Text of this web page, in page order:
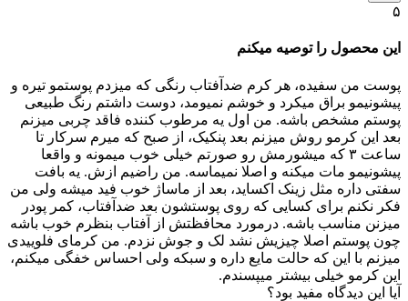
۵
این محصول را توصیه میکنم
پوست من سفیده، هر کرم ضدآفتاب رنگی که میزدم پوستمو تیره و
پیشونیمو براق میکرد و خوشم نمیومد، دوست داشتم رنگ طبیعی
پوستم مشخص باشه. من اول یه مرطوب کننده فاقد چربی میزنم
بعد این کرمو روش میزنم بعد پنکیک، از صبح که میرم سرکار تا
ساعت ۳ که میشورمش رو صورتم خیلی خوب میمونه و واقعا
پیشونیمو مات میکنه و اصلا نمیماسه. من راضیم ازش. یه بافت
سفتی داره مثل زینک اکساید، بعد از ماساژ خوب فید میشه ولی من
فکر نکنم برای کسایی که روی پوستشون بعد ضدآفتاب، کمر پودر
میزنن مناسب باشه. درمورد محافظتش از آفتاب بنظرم خوب باشه
چون پوستم اصلا چیزیش نشد لک و جوش نزدم. من کرمای فلوییدی
میزنم با این که حالت مایع داره و سبکه ولی احساس خفگی میکنم،
این کرمو خیلی بیشتر میپسندم.
آیا این دیدگاه مفید بود؟